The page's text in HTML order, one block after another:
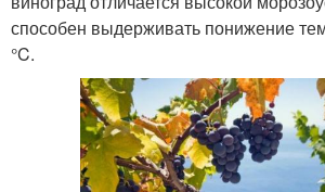
способен выдерживать понижение
°C.